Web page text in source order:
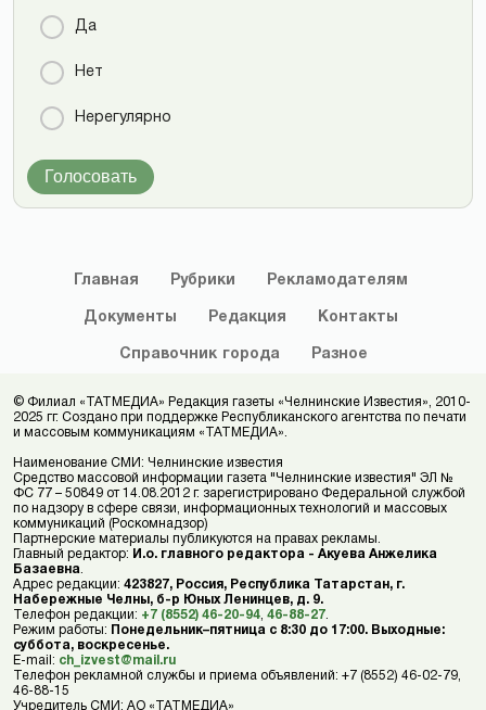
Да
Нет
Нерегулярно
Голосовать
Главная Рубрики Рекламодателям
Документы Редакция Контакты
Справочник города Разное
© Филиал «ТАТМЕДИА» Редакция газеты «Челнинские Известия», 2010-
2025 гг. Создано при поддержке Республиканского агентства по печати
и массовым коммуникациям «ТАТМЕДИА».
Наименование СМИ: Челнинские известия
Средство массовой информации газета "Челнинские известия" ЭЛ №
ФС 77 – 50849 от 14.08.2012 г. зарегистрировано Федеральной службой
по надзору в сфере связи, информационных технологий и массовых
коммуникаций (Роскомнадзор)
Партнерские материалы публикуются на правах рекламы.
Главный редактор: И.о. главного редактора - Акуева Анжелика
Базаевна
Адрес редакции: 423827, Россия, Республика Татарстан, г.
Набережные Челны, б-р Юных Ленинцев, д. 9.
Телефон редакции: +7 (8552) 46-20-94 46-88-27
Режим работы: Понедельник–пятница с 8:30 до 17:00. Выходные:
суббота, воскресенье.
E-mail: ch_izvest@mail.ru
Телефон рекламной службы и приема объявлений: +7 (8552) 46-02-79,
46-88-15
Учредитель СМИ: АО «ТАТМЕДИА»